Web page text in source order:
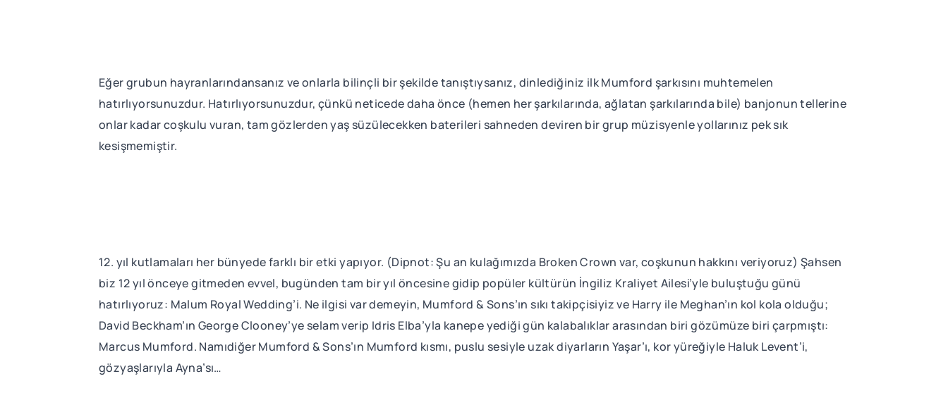
Eğer grubun hayranlarındansanız ve onlarla bilinçli bir şekilde tanıştıysanız, dinlediğiniz ilk Mumford şarkısını muhtemelen
hatırlıyorsunuzdur. Hatırlıyorsunuzdur, çünkü neticede daha önce (hemen her şarkılarında, ağlatan şarkılarında bile) banjonun tellerine
onlar kadar coşkulu vuran, tam gözlerden yaş süzülecekken baterileri sahneden deviren bir grup müzisyenle yollarınız pek sık
kesişmemiştir.
12. yıl kutlamaları her bünyede farklı bir etki yapıyor. (Dipnot: Şu an kulağımızda Broken Crown var, coşkunun hakkını veriyoruz) Şahsen
biz 12 yıl önceye gitmeden evvel, bugünden tam bir yıl öncesine gidip popüler kültürün İngiliz Kraliyet Ailesi’yle buluştuğu günü
hatırlıyoruz: Malum Royal Wedding’i. Ne ilgisi var demeyin, Mumford & Sons’ın sıkı takipçisiyiz ve Harry ile Meghan’ın kol kola olduğu;
David Beckham’ın George Clooney’ye selam verip Idris Elba’yla kanepe yediği gün kalabalıklar arasından biri gözümüze biri çarpmıştı:
Marcus Mumford. Namıdiğer Mumford & Sons’ın Mumford kısmı, puslu sesiyle uzak diyarların Yaşar’ı, kor yüreğiyle Haluk Levent’i,
gözyaşlarıyla Ayna’sı…